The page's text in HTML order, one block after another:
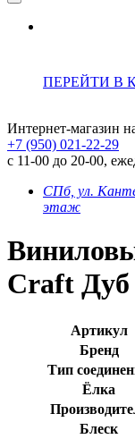
ПЕРЕЙТИ В
Интернет-магазин
+7 (950) 021-22-29
с 11-00 до 20-00,
СПб, ул.
этаж
Craft
Артикул
Бренд
Тип
Ёлка
Блеск